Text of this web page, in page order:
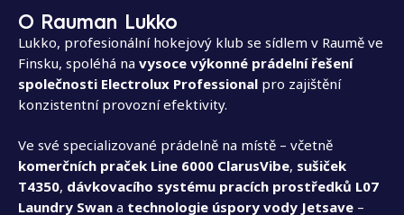
O Rauman Lukko
Lukko, profesionální hokejový klub se sídlem v Raumě ve
Finsku, spoléhá na vysoce výkonné prádelní řešení
společnosti Electrolux Professional pro zajištění
konzistentní provozní efektivity.
Ve své specializované prádelně na místě – včetně
komerčních praček Line 6000 ClarusVibe, sušiček
T4350, dávkovacího systému pracích prostředků L07
Laundry Swan a technologie úspory vody Jetsave –